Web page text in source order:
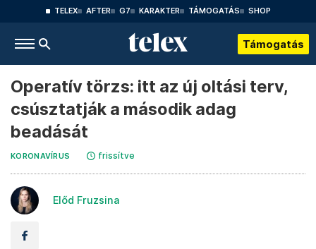
TELEX AFTER G7 KARAKTER TÁMOGATÁS SHOP
Támogatás
Operatív törzs: itt az új oltási terv,
csúsztatják a második adag
beadását
KORONAVÍRUS frissítve
Előd Fruzsina